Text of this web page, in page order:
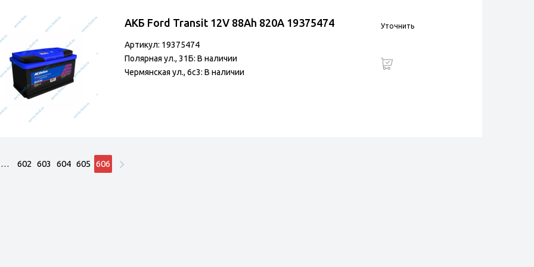
АКБ Ford Transit 12V 88Ah 820A 19375474
Артикул: 19375474
Полярная ул., 31Б: В наличии
Чермянская ул., 6с3: В наличии
Уточнить
… 602 603 604 605 606